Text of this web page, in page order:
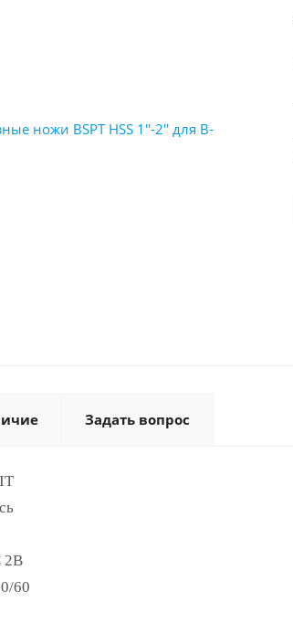
Задать вопрос
2B
60